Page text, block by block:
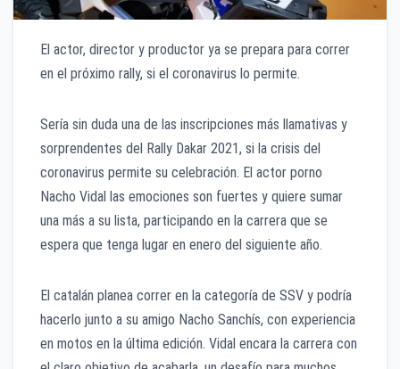
El actor, director y productor ya se prepara para correr
en el próximo rally, si el coronavirus lo permite.
Sería sin duda una de las inscripciones más llamativas y
sorprendentes del Rally Dakar 2021, si la crisis del
coronavirus permite su celebración. El actor porno
Nacho Vidal las emociones son fuertes y quiere sumar
una más a su lista, participando en la carrera que se
espera que tenga lugar en enero del siguiente año.
El catalán planea correr en la categoría de SSV y podría
hacerlo junto a su amigo Nacho Sanchís, con experiencia
en motos en la última edición. Vidal encara la carrera con